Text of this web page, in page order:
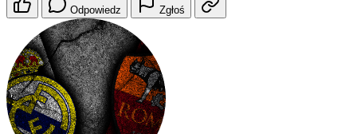
Odpowiedz Zgłoś